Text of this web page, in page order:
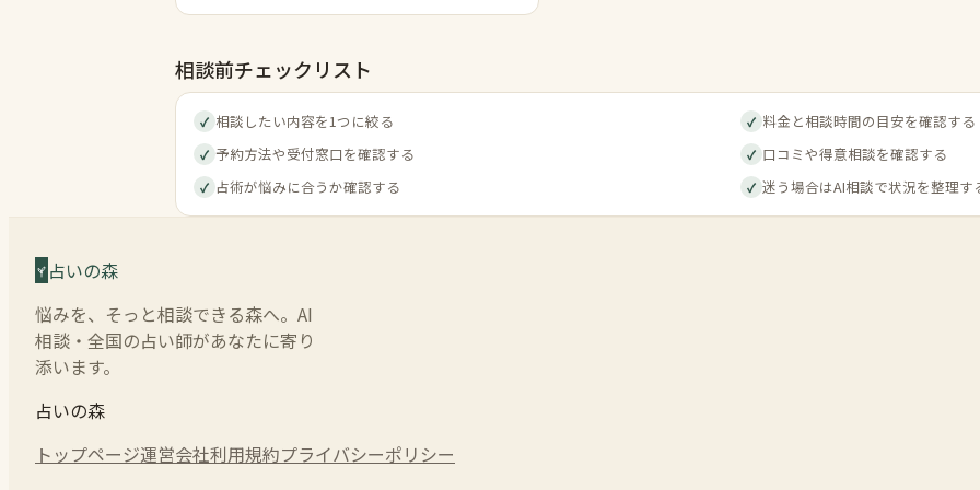
相談前チェックリスト
✓ 相談したい内容を1つに絞る ✓ 料金と相談時間の目安を確認する
✓ 予約方法や受付窓口を確認する ✓ 口コミや得意相談を確認する
✓ 占術が悩みに合うか確認する ✓ 迷う場合はAI相談で状況を整理す
占いの森
悩みを、そっと相談できる森へ。AI
相談・全国の占い師があなたに寄り
添います。
占いの森
トップページ運営会社利用規約プライバシーポリシー